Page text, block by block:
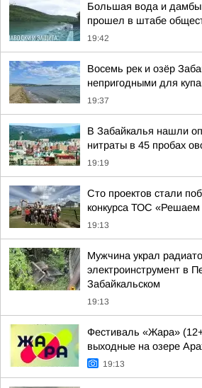
Большая вода и дамбы:
прошел в штабе
19:42
Восемь рек и озёр
непригодными для
19:37
В Забайкалья нашли
нитраты в 45 пробах
19:19
Сто проектов стали
конкурса ТОС
19:13
Мужчина украл
электроинструмент в
Забайкальском
19:13
Фестиваль «Жара»
выходные на озере
19:13